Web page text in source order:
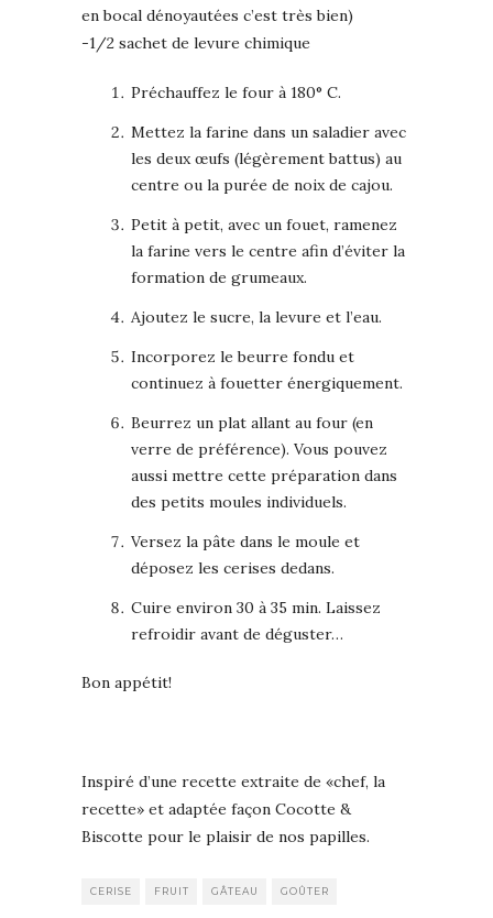
en bocal dénoyautées c’est très bien)
-1/2 sachet de levure chimique
Préchauffez le four à 180° C.
Mettez la farine dans un saladier avec
les deux œufs (légèrement battus) au
centre ou la purée de noix de cajou.
Petit à petit, avec un fouet, ramenez
la farine vers le centre afin d’éviter la
formation de grumeaux.
Ajoutez le sucre, la levure et l’eau.
Incorporez le beurre fondu et
continuez à fouetter énergiquement.
Beurrez un plat allant au four (en
verre de préférence). Vous pouvez
aussi mettre cette préparation dans
des petits moules individuels.
Versez la pâte dans le moule et
déposez les cerises dedans.
Cuire environ 30 à 35 min. Laissez
refroidir avant de déguster…
Bon appétit!
Inspiré d’une recette extraite de «chef, la
recette» et adaptée façon Cocotte &
Biscotte pour le plaisir de nos papilles.
CERISE FRUIT GÂTEAU GOÛTER